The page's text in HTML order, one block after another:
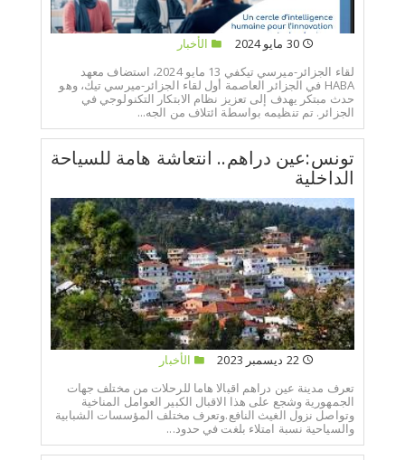
30 مايو 2024
الأخبار
لقاء الجزائر-ميرسي تيكفي 13 مايو 2024، استضاف معهد
HABA في الجزائر العاصمة أول لقاء الجزائر-ميرسي تيك، وهو
حدث مبتكر يهدف إلى تعزيز نظام الابتكار التكنولوجي في
الجزائر. تم تنظيمه بواسطة ائتلاف من الجه...
تونس:عين دراهم.. انتعاشة هامة للسياحة
الداخلية
22 ديسمبر 2023
الأخبار
تعرف مدينة عين دراهم اقبالا هاما للرحلات من مختلف جهات
الجمهورية وشجع على هذا الاقبال الكبير العوامل المناخية
وتواصل نزول الغيث النافع.وتعرف مختلف المؤسسات الشبابية
والسياحية نسبة امتلاء بلغت في حدود...